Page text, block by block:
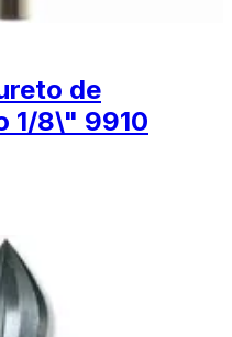
de
1/8\" 9910